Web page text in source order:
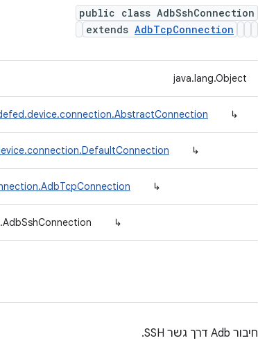
public class AdbSshConnection
extends AdbTcpConnection
java.lang.Object
↳
↳
↳
↳
חיבור Adb דרך גשר SSH.